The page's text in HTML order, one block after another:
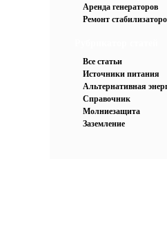
Аренда генераторов
Ремонт
Все статьи
Источники питания
Альтернативная
Справочник
Молниезащита
Заземление